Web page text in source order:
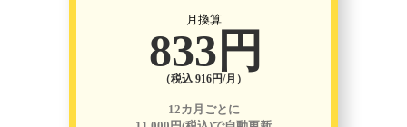
月換算
833円
（税込 916円/月）
12カ月ごとに